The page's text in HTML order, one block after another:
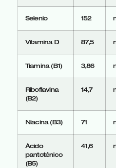
Selenio 152
Vitamina D 87,5
Tiamina (B1) 3,86
Riboflavina
(B2)
14,7
Niacina (B3) 71
Ácido
pantoténico
(B5)
41,6